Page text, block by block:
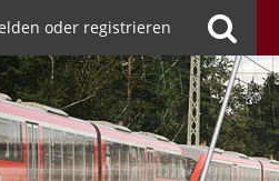
oder registrieren